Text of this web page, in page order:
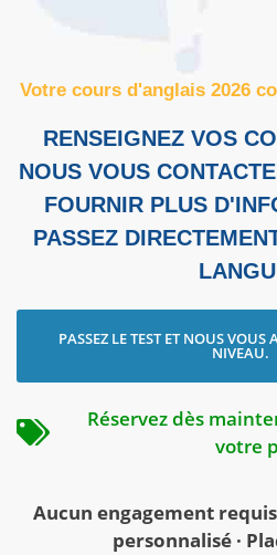
Votre cours d'anglais 2026
RENSEIGNEZ VOS
NOUS VOUS
FOURNIR PLUS
PASSEZ
PASSEZ LE TEST ET NOUS VOUS
NIVEAU.
Réservez dès
votre
Aucun engagement
personnalisé ·